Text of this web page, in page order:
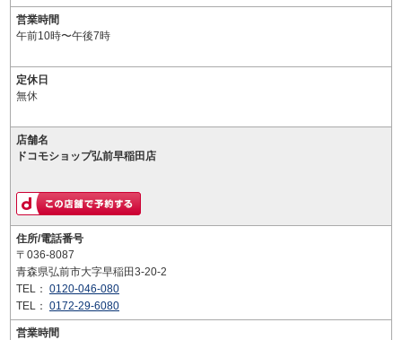
営業時間
午前10時〜午後7時
定休日
無休
店舗名
ドコモショップ弘前早稲田店
住所/電話番号
〒036-8087
青森県弘前市大字早稲田3-20-2
TEL： 0120-046-080
TEL： 0172-29-6080
営業時間